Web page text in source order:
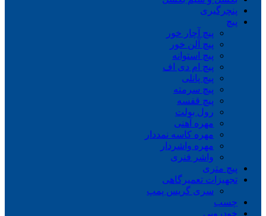
پنچرگیری
پیچ
پیچ آچار خور
پیچ آلن خور
پیچ استوانه
پیچ ام دی اف
پیچ پانلی
پیچ سرمته
پیچ قفسه
رول بولت
مهره آهنی
مهره کاسه نمددار
مهره واشردار
واشر فنری
پیچ متری
تجهیزات تعمیرگاهی
سری گریس پمپ
چسب
خودرویی